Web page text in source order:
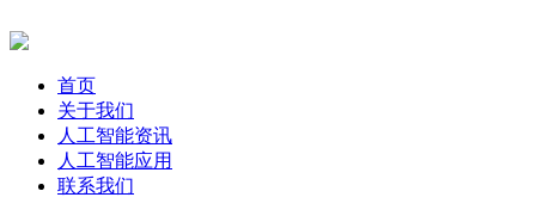
首页
关于我们
人工智能资讯
人工智能应用
联系我们